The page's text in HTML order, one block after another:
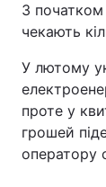
Цікавинки
Екологія
Лонгріди
З початком
чекають
У лютому
проте у
грошей
оператору